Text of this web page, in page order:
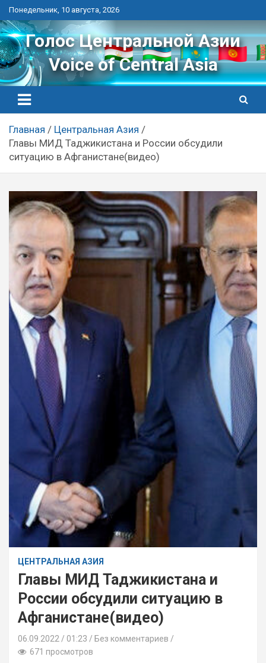
Перейти
к
контенту
Понедельник, 10 августа, 2026
Голос Центральной Азии
Voice of Central Asia
Главная
Центральная Азия
Главы МИД Таджикистана и России обсудили
ситуацию в Афганистане(видео)
ЦЕНТРАЛЬНАЯ АЗИЯ
Главы МИД Таджикистана и
России обсудили ситуацию в
Афганистане(видео)
06.09.2022 01:23 / Без комментариев
671 просмотров